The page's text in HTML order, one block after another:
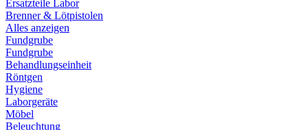
Ersatzteile Labor
Brenner & Lötpistolen
Alles anzeigen
Fundgrube
Fundgrube
Behandlungseinheit
Röntgen
Hygiene
Laborgeräte
Möbel
Beleuchtung